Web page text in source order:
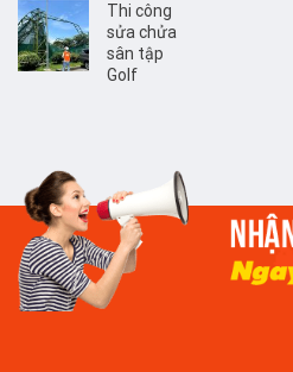
Thi công
sửa chửa
sân tập
Golf